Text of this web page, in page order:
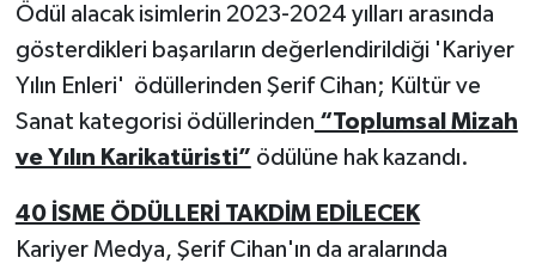
Ödül alacak isimlerin 2023-2024 yılları arasında
gösterdikleri başarıların değerlendirildiği 'Kariyer
Yılın Enleri' ödüllerinden Şerif Cihan; Kültür ve
Sanat kategorisi ödüllerinden “Toplumsal Mizah
ve Yılın Karikatüristi” ödülüne hak kazandı.
40 İSME ÖDÜLLERİ TAKDİM EDİLECEK
Kariyer Medya, Şerif Cihan'ın da aralarında